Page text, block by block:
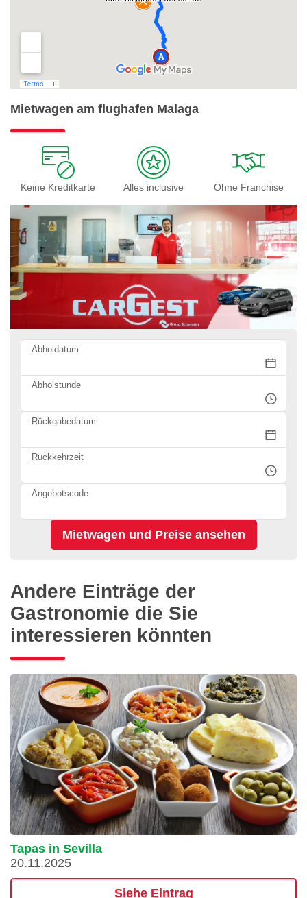
Mietwagen am flughafen Malaga
Keine Kreditkarte Alles inclusive Ohne Franchise
Abholdatum
Abholstunde
Rückgabedatum
Rückkehrzeit
Angebotscode
Andere Einträge der
Gastronomie die Sie
interessieren könnten
Tapas in Sevilla
20.11.2025
Siehe Eintrag